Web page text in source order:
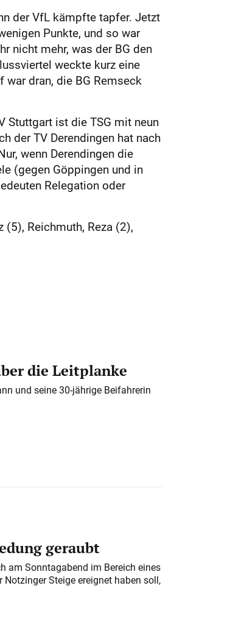
der VfL kämpfte tapfer. Jetzt
Punkte, und so war
nicht mehr, was der BG den
weckte kurz eine
dran, die BG Remseck
Stuttgart ist die TSG mit neun
der TV Derendingen hat nach
wenn Derendingen die
(gegen Göppingen und in
Relegation oder
Reichmuth, Reza (2),
die Leitplanke
und seine 30-jährige Beifahrerin
geraubt
am Sonntagabend im Bereich eines
Steige ereignet haben soll,